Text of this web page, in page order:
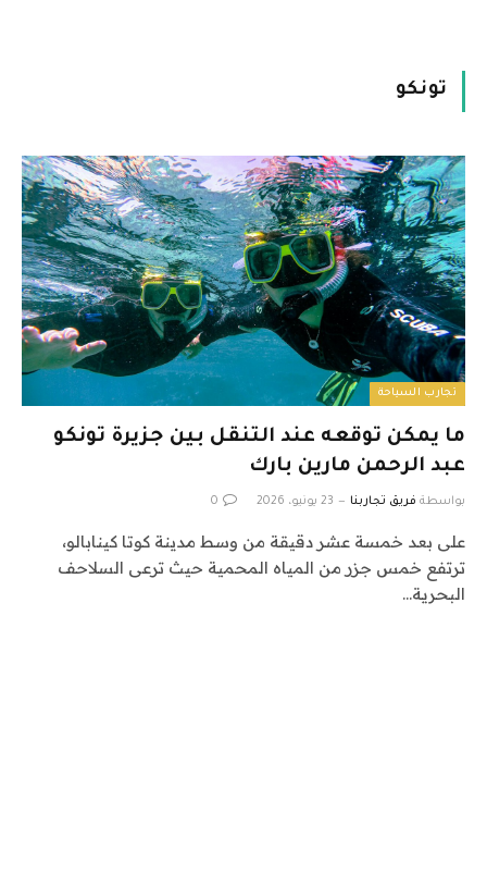
تونكو
تجارب السياحة
ما يمكن توقعه عند التنقل بين جزيرة تونكو
عبد الرحمن مارين بارك
بواسطة فريق تجاربنا 23 يونيو، 2026 0
على بعد خمسة عشر دقيقة من وسط مدينة كوتا كينابالو،
ترتفع خمس جزر من المياه المحمية حيث ترعى السلاحف
البحرية…